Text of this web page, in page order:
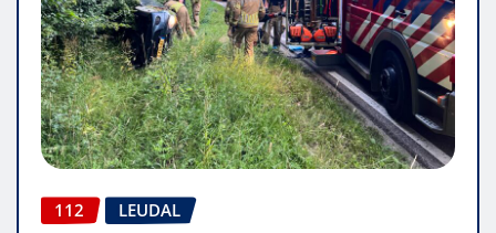
112 LEUDAL